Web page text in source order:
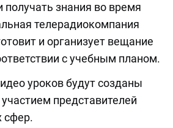
знания во время
телерадиокомпания
и организует вещание
с учебным планом.
уроков будут созданы
представителей
сфер.